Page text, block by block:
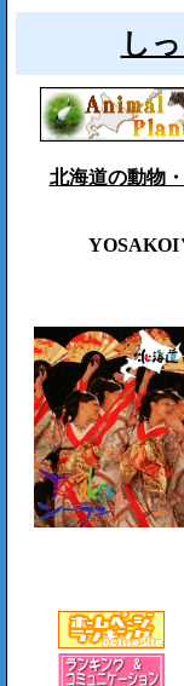
し
北海道の動物
YOSAKOI